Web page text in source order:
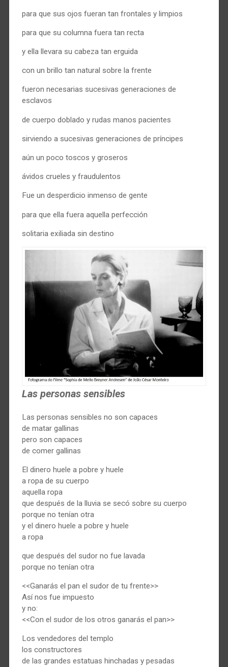
para que sus ojos fueran tan frontales y limpios
para que su columna fuera tan recta
y ella llevara su cabeza tan erguida
con un brillo tan natural sobre la frente
fueron necesarias sucesivas generaciones de
esclavos
de cuerpo doblado y rudas manos pacientes
sirviendo a sucesivas generaciones de príncipes
aún un poco toscos y groseros
ávidos crueles y fraudulentos
Fue un desperdicio inmenso de gente
para que ella fuera aquella perfección
solitaria exiliada sin destino
Las personas sensibles
Las personas sensibles no son capaces
de matar gallinas
pero son capaces
de comer gallinas
El dinero huele a pobre y huele
a ropa de su cuerpo
aquella ropa
que después de la lluvia se secó sobre su cuerpo
porque no tenían otra
y el dinero huele a pobre y huele
a ropa
que después del sudor no fue lavada
porque no tenían otra
<<Ganarás el pan el sudor de tu frente>>
Así nos fue impuesto
y no:
<<Con el sudor de los otros ganarás el pan>>
Los vendedores del templo
los constructores
de las grandes estatuas hinchadas y pesadas